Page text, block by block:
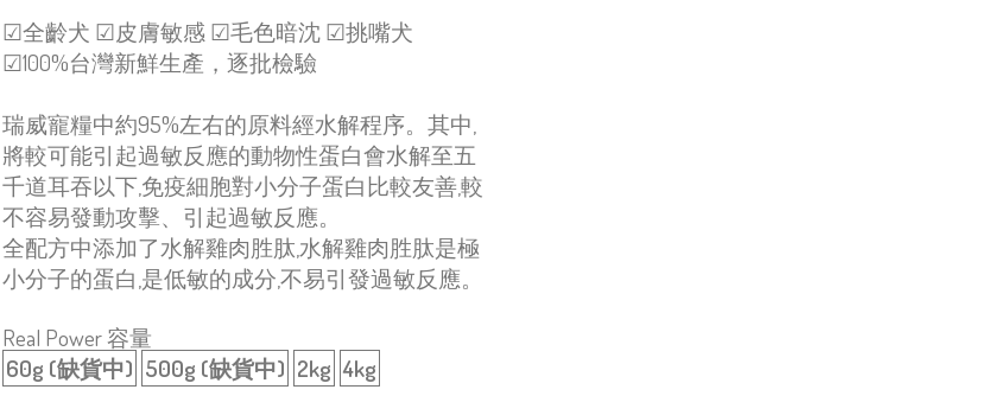
☑全齡犬 ☑皮膚敏感 ☑毛色暗沈 ☑挑嘴犬
☑100%台灣新鮮生產，逐批檢驗
瑞威寵糧中約95%左右的原料經水解程序。其中,
將較可能引起過敏反應的動物性蛋白會水解至五
千道耳吞以下,免疫細胞對小分子蛋白比較友善,較
不容易發動攻擊、引起過敏反應。
全配方中添加了水解雞肉胜肽,水解雞肉胜肽是極
小分子的蛋白,是低敏的成分,不易引發過敏反應。
Real Power 容量
60g (缺貨中) 500g (缺貨中) 2kg 4kg